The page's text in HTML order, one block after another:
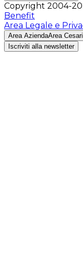
Copyright 2004-
Benefit
Area Legale e
Area AziendaArea
Iscriviti alla newsletter